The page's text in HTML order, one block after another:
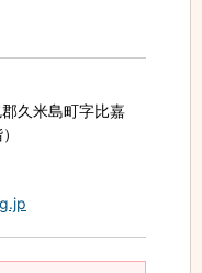
久米島町字比嘉